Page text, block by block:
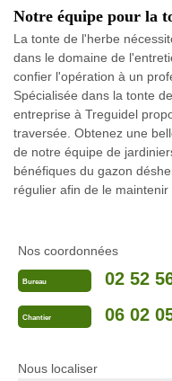
Notre équipe pour la
La tonte de l'herbe
dans le domaine de
confier l'opération à un
Spécialisée dans la tonte
entreprise à Treguidel
traversée. Obtenez une
de notre équipe de
bénéfiques du gazon
régulier afin de le
Nos coordonnées
Bureau 02 52
Chantier 06 02
Nous localiser